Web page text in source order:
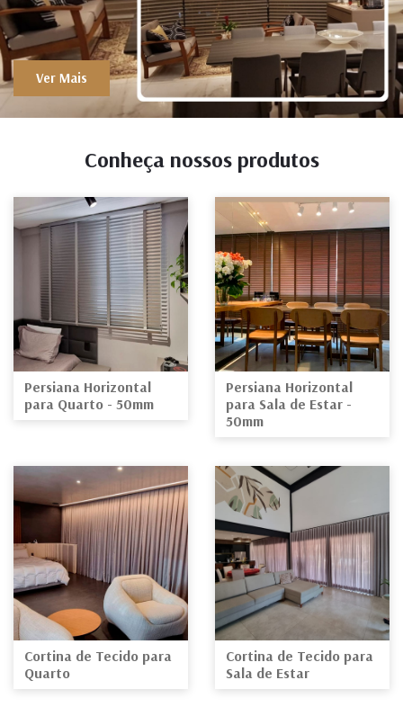
Ver Mais
Conheça nossos produtos
Persiana Horizontal
para Quarto - 50mm
Persiana Horizontal
para Sala de Estar -
50mm
Cortina de Tecido para
Quarto
Cortina de Tecido para
Sala de Estar